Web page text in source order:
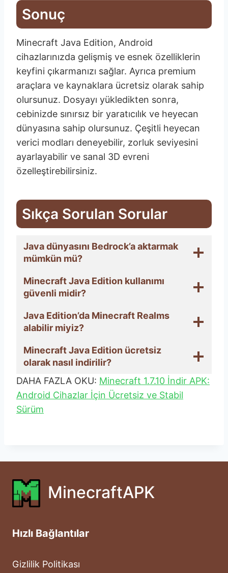
Sonuç
Minecraft Java Edition, Android
cihazlarınızda gelişmiş ve esnek özelliklerin
keyfini çıkarmanızı sağlar. Ayrıca premium
araçlara ve kaynaklara ücretsiz olarak sahip
olursunuz. Dosyayı yükledikten sonra,
cebinizde sınırsız bir yaratıcılık ve heyecan
dünyasına sahip olursunuz. Çeşitli heyecan
verici modları deneyebilir, zorluk seviyesini
ayarlayabilir ve sanal 3D evreni
özelleştirebilirsiniz.
Sıkça Sorulan Sorular
Java dünyasını Bedrock’a aktarmak
mümkün mü?
Minecraft Java Edition kullanımı
güvenli midir?
Java Edition’da Minecraft Realms
alabilir miyiz?
Minecraft Java Edition ücretsiz
olarak nasıl indirilir?
DAHA FAZLA OKU: Minecraft 1.7.10 İndir APK:
Android Cihazlar İçin Ücretsiz ve Stabil
Sürüm
MinecraftAPK
Hızlı Bağlantılar
Gizlilik Politikası